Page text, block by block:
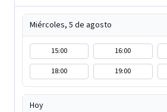
Miércoles, 5 de agosto
15:00 16:00
18:00
19:00
Hoy